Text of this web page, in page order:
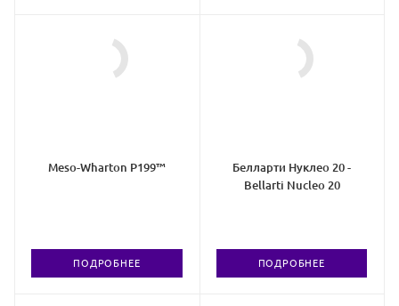
Meso-Wharton P199™
ПОДРОБНЕЕ
Белларти Нуклео 20 -
Bellarti Nucleo 20
ПОДРОБНЕЕ